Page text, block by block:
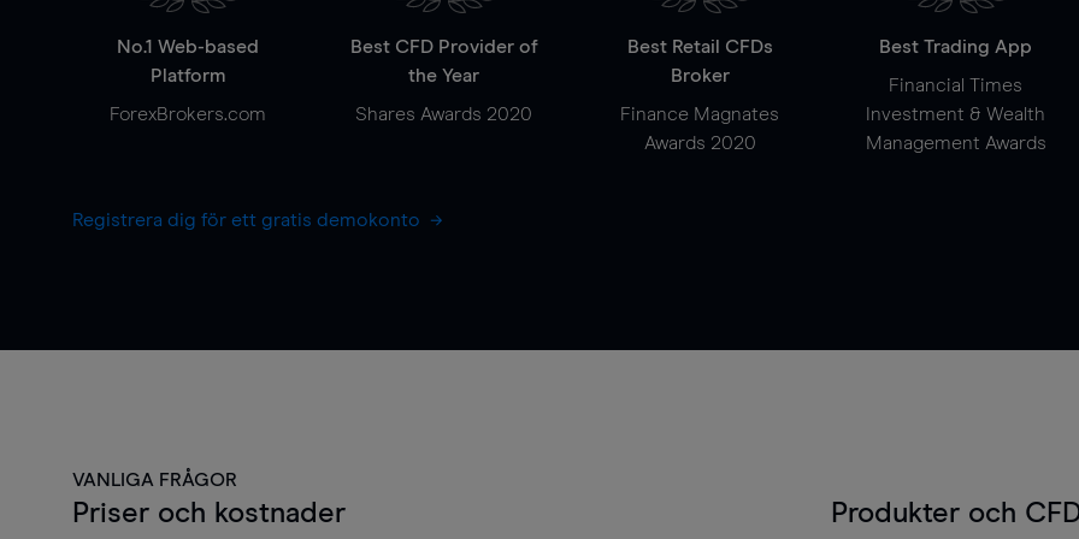
No.1 Web-based
Platform
ForexBrokers.com
Best CFD Provider of
the Year
Shares Awards 2020
Best Retail CFDs
Broker
Finance Magnates
Awards 2020
Best Trading App
Financial Times
Investment & Wealth
Management Awards
Registrera dig för ett gratis demokonto
VANLIGA FRÅGOR
Priser och kostnader Produkter och